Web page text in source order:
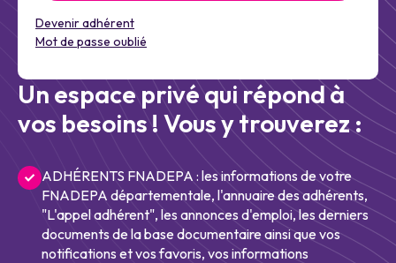
Devenir adhérent
Mot de passe oublié
Un espace privé qui répond à
vos besoins ! Vous y trouverez :
ADHÉRENTS FNADEPA : les informations de votre
FNADEPA départementale, l'annuaire des adhérents,
"L'appel adhérent", les annonces d'emploi, les derniers
documents de la base documentaire ainsi que vos
notifications et vos favoris, vos informations